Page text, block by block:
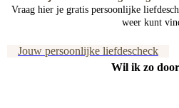
Vraag hier je gratis persoonlijke
weer kunt
Jouw persoonlijke liefdescheck
Wil ik zo